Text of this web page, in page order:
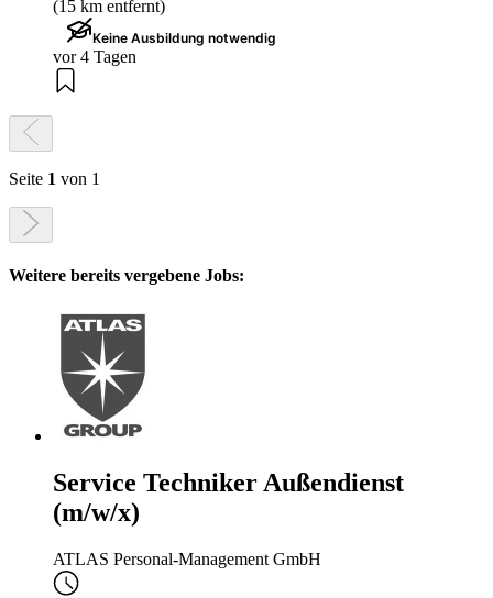
(15 km entfernt)
Keine Ausbildung notwendig
vor 4 Tagen
Seite 1 von 1
Weitere bereits vergebene Jobs:
Service Techniker Außendienst
(m/w/x)
ATLAS Personal-Management GmbH